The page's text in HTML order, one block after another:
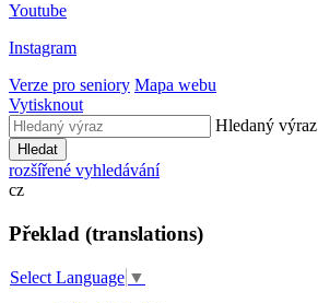
Youtube
Instagram
Verze pro seniory Mapa webu
Vytisknout
Hledaný výraz
Hledat
rozšířené vyhledávání
cz
Překlad (translations)
Select Language ▼